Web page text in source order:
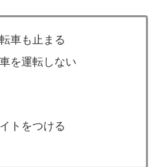
車も止まる
を運転しない
トをつける